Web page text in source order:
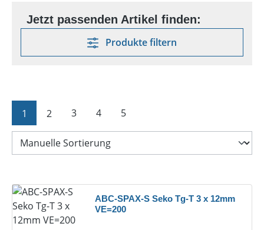
Produkte filtern
Seite
1 Seite
2 Seite
3 Seite
4 Seite
5
ABC-SPAX-S Seko Tg-T 3 x 12mm
VE=200